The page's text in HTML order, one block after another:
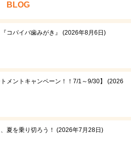
BLOG
コパイバ歯みがき』 2026年8月6日
トメントキャンペーン！！7/1～9/30】
2026
夏を乗り切ろう！ 2026年7月28日